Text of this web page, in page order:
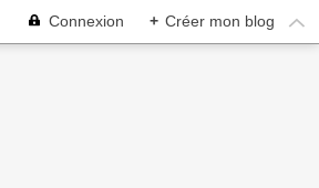
Connexion + Créer mon blog